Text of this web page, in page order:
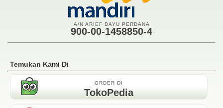
A/N ARIEF DAYU PERDANA
900-00-1458850-4
Temukan Kami Di
ORDER DI
TokoPedia